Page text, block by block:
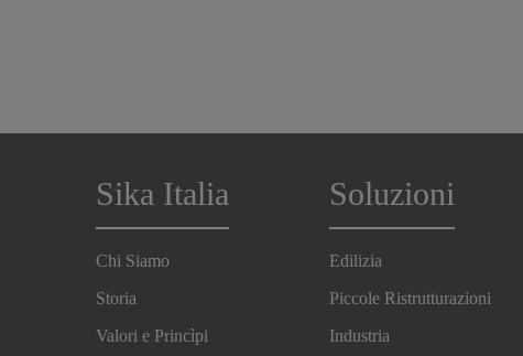
Sika Italia
Chi Siamo
Storia
Valori e Princìpi
Soluzioni
Edilizia
Piccole Ristrutturazioni
Industria